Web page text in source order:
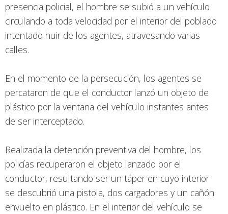
presencia policial, el hombre se subió a un vehículo
circulando a toda velocidad por el interior del poblado
intentado huir de los agentes, atravesando varias
calles.
En el momento de la persecución, los agentes se
percataron de que el conductor lanzó un objeto de
plástico por la ventana del vehículo instantes antes
de ser interceptado.
Realizada la detención preventiva del hombre, los
policías recuperaron el objeto lanzado por el
conductor, resultando ser un táper en cuyo interior
se descubrió una pistola, dos cargadores y un cañón
envuelto en plástico. En el interior del vehículo se